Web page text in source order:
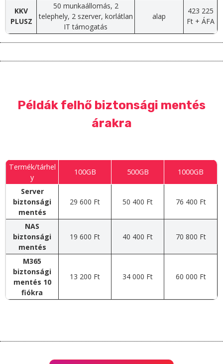
KKV
PLUSZ
50 munkaállomás, 2
telephely, 2 szerver, korlátlan
IT támogatás
alap
423 225
Ft + ÁFA
Példák felhő biztonsági mentés
árakra
Termék/tárhel
y
100GB 500GB 1000GB
Server
biztonsági
mentés
29 600 Ft 50 400 Ft 76 400 Ft
NAS
biztonsági
mentés
19 600 Ft 40 400 Ft 70 800 Ft
M365
biztonsági
mentés 10
fiókra
13 200 Ft 34 000 Ft 60 000 Ft